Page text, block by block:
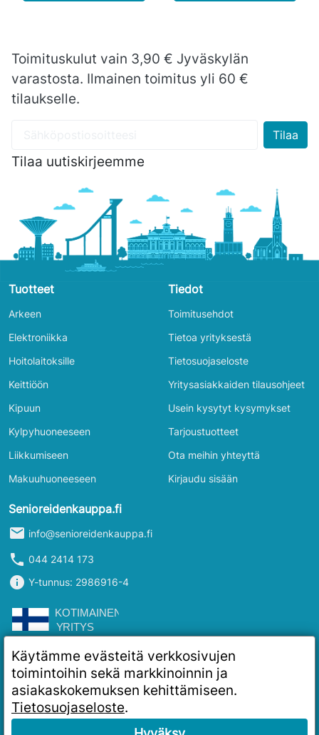
Toimituskulut vain 3,90 € Jyväskylän
varastosta. Ilmainen toimitus yli 60 €
tilaukselle.
Tilaa uutiskirjeemme
Tuotteet
Arkeen
Elektroniikka
Hoitolaitoksille
Keittiöön
Kipuun
Kylpyhuoneeseen
Liikkumiseen
Makuuhuoneeseen
Tiedot
Toimitusehdot
Tietoa yrityksestä
Tietosuojaseloste
Yritysasiakkaiden tilausohjeet
Usein kysytyt kysymykset
Tarjoustuotteet
Ota meihin yhteyttä
Kirjaudu sisään
Senioreidenkauppa.fi
mail info@senioreidenkauppa.fi
phone 044 2414 173
info Y-tunnus: 2986916-4
Käytämme evästeitä verkkosivujen
toimintoihin sekä markkinoinnin ja
asiakaskokemuksen kehittämiseen.
Tietosuojaseloste.